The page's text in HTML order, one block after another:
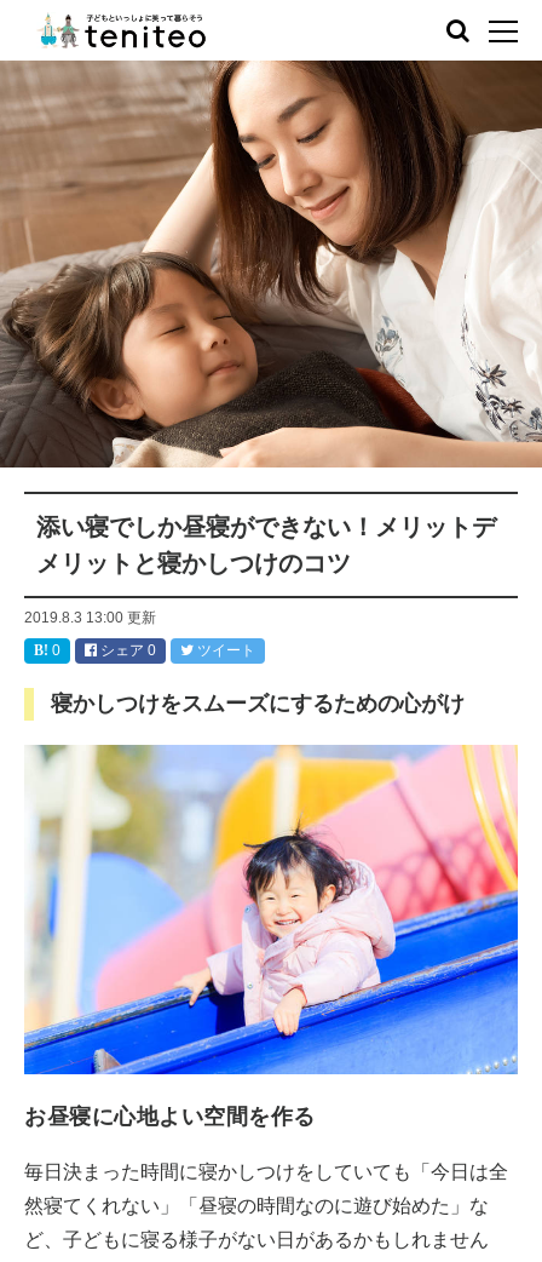
添い寝でしか昼寝ができない！メリットデ
メリットと寝かしつけのコツ
2019.8.3 13:00 更新
0
シェア 0 ツイート
寝かしつけをスムーズにするための心がけ
お昼寝に心地よい空間を作る
毎日決まった時間に寝かしつけをしていても「今日は全
然寝てくれない」「昼寝の時間なのに遊び始めた」な
ど、子どもに寝る様子がない日があるかもしれません